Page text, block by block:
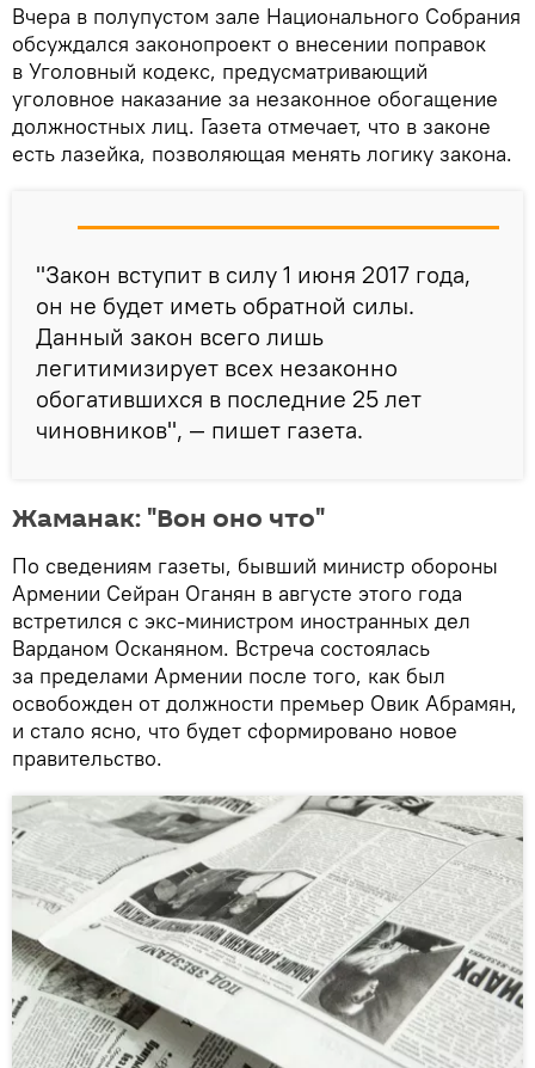
Вчера в полупустом зале Национального Собрания
обсуждался законопроект о внесении поправок
в Уголовный кодекс, предусматривающий
уголовное наказание за незаконное обогащение
должностных лиц. Газета отмечает, что в законе
есть лазейка, позволяющая менять логику закона.
"Закон вступит в силу 1 июня 2017 года,
он не будет иметь обратной силы.
Данный закон всего лишь
легитимизирует всех незаконно
обогатившихся в последние 25 лет
чиновников", — пишет газета.
Жаманак: "Вон оно что"
По сведениям газеты, бывший министр обороны
Армении Сейран Оганян в августе этого года
встретился с экс-министром иностранных дел
Варданом Осканяном. Встреча состоялась
за пределами Армении после того, как был
освобожден от должности премьер Овик Абрамян,
и стало ясно, что будет сформировано новое
правительство.